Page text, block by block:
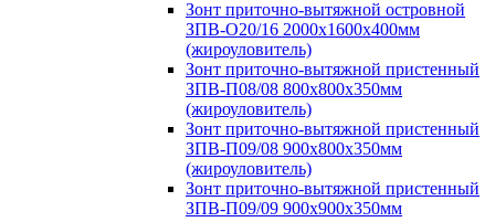
Зонт приточно-вытяжной островной
ЗПВ-О20/16 2000х1600х400мм
(жироуловитель)
Зонт приточно-вытяжной пристенный
ЗПВ-П08/08 800х800х350мм
(жироуловитель)
Зонт приточно-вытяжной пристенный
ЗПВ-П09/08 900х800х350мм
(жироуловитель)
Зонт приточно-вытяжной пристенный
ЗПВ-П09/09 900х900х350мм